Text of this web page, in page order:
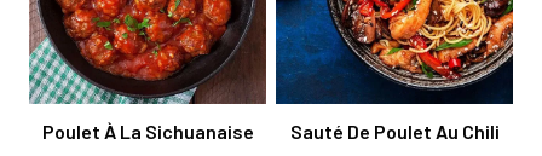
Poulet À La Sichuanaise Sauté De Poulet Au Chili